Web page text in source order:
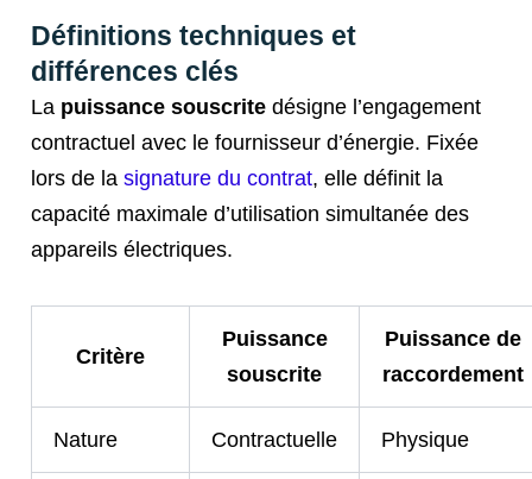
Définitions techniques et
différences clés
La puissance souscrite désigne l’engagement
contractuel avec le fournisseur d’énergie. Fixée
lors de lasignature du contrat, elle définit la
capacité maximale d’utilisation simultanée des
appareils électriques.
Critère
Puissance
souscrite
Puissance de
raccordement
Nature Contractuelle Physique